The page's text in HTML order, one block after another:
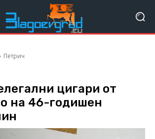
Петрич
цигари от
на 46-годишен